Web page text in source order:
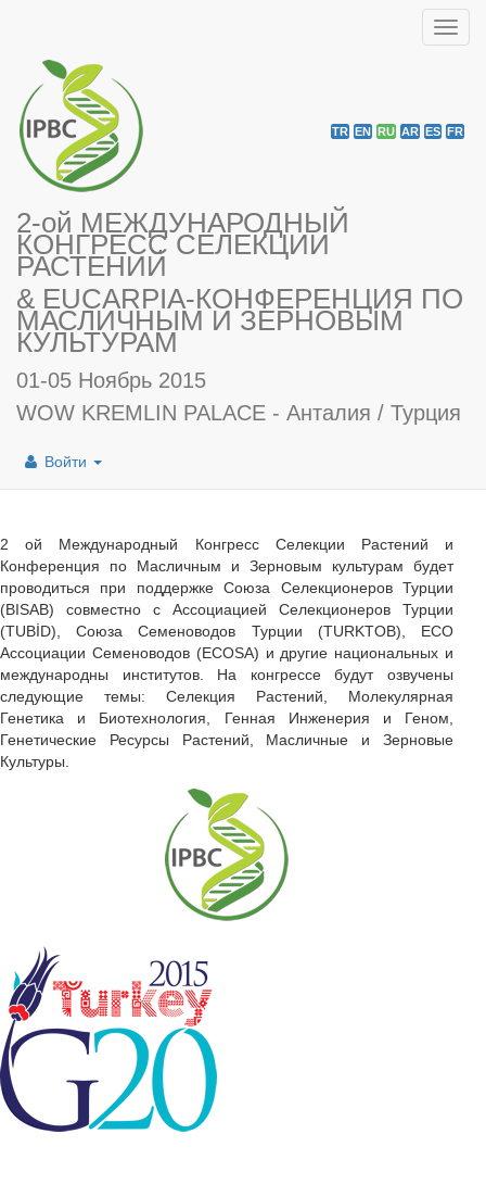
2-ой МЕЖДУНАРОДНЫЙ
КОНГРЕСС СЕЛЕКЦИИ
РАСТЕНИЙ
& EUCARPIA-КОНФЕРЕНЦИЯ ПО
МАСЛИЧНЫМ И ЗЕРНОВЫМ
КУЛЬТУРАМ
01-05 Ноябрь 2015
WOW KREMLIN PALACE - Анталия / Турция
TR EN RU AR ES FR
Войти
2 ой Международный Конгресс Селекции Растений и
Конференция по Масличным и Зерновым культурам будет
проводиться при поддержке Союза Селекционеров Турции
(BISAB) совместно с Ассоциацией Селекционеров Турции
(TUBİD), Союза Семеноводов Турции (TURKTOB), ECO
Ассоциации Семеноводов (ECOSA) и другие национальных и
международны институтов. На конгрессе будут озвучены
следующие темы: Селекция Растений, Молекулярная
Генетика и Биотехнология, Генная Инженерия и Геном,
Генетические Ресурсы Растений, Масличные и Зерновые
Культуры.